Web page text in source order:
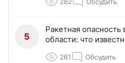
282 Обсудить
5
Ракетная опасность
области: что
261 Обсудить